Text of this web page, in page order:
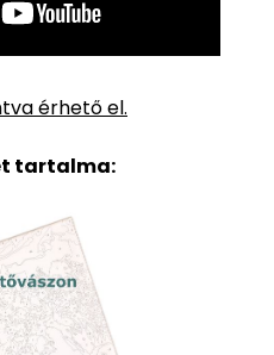
érhető el.
tartalma: